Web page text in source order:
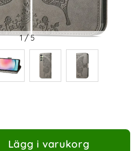
1/5
Lägg i varukorg